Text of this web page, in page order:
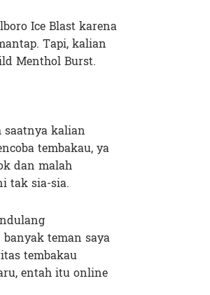
Ice Blast karena
Tapi, kalian
Menthol Burst.
saatnya kalian
tembakau, ya
dan malah
tak sia-sia.
teman saya
tembakau
entah itu online